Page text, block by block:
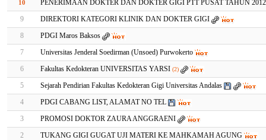
10
PENERIMAAN DOKTER DAN DOKTER GIGI PTT PUSAT TAHUN
9
DIREKTORI KATEGORI KLINIK DAN DOKTER GIGI
8
PDGI Maros Baksos
7
Universitas Jenderal Soedirman (Unsoed) Purwokerto
6
Fakultas Kedokteran UNIVERSITAS YARSI (2)
5
Sejarah Pendirian Fakultas Kedokteran Gigi Universitas Andalas
4
PDGI CABANG LIST, ALAMAT NO TEL
3
PROMOSI DOKTOR ZAURA ANGGRAENI
2
TUKANG GIGI GUGAT UJI MATERI KE MAHKAMAH AGUNG